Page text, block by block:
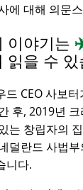
에 대해 의문
이야기는
읽을 수
드 CEO 사보
후, 2019년
는 창립자의
덜란드 사법
니다.